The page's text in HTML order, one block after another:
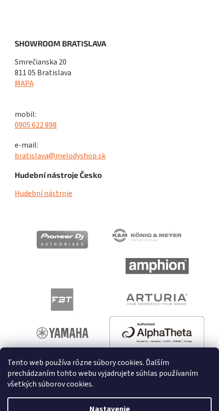
Tento web používa rôzne súbory cookies. Ďalším
prechádzaním tohto webu vyjadrujete súhlas používaním
všetkých súborov cookies.
SHOWROOM BRATISLAVA
Smrečianska 20
811 05 Bratislava
MAPA
mobil:
0905 622 898
e-mail:
bratislava@melodyshop.sk
Hudební nástroje Česko
Hudební nástroje
Vytvoril Shoptet